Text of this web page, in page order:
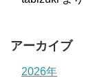
アーカイブ
2026年